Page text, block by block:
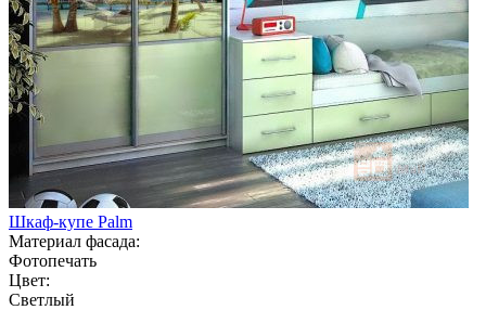
Шкаф-купе Palm
Материал фасада:
Фотопечать
Цвет:
Светлый